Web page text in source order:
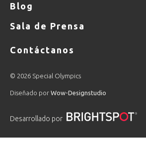
Blog
Sala de Prensa
Contáctanos
© 2026 Special Olympics
Diseñado por Wow-Designstudio
Desarrollado por